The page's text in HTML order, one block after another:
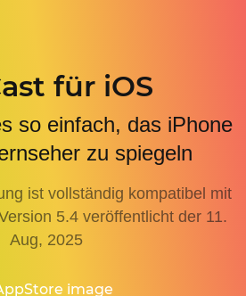
für iOS
so einfach, das iPhone
zu spiegeln
ist vollständig kompatibel mit
5.4veröffentlicht der 11.
Aug, 2025